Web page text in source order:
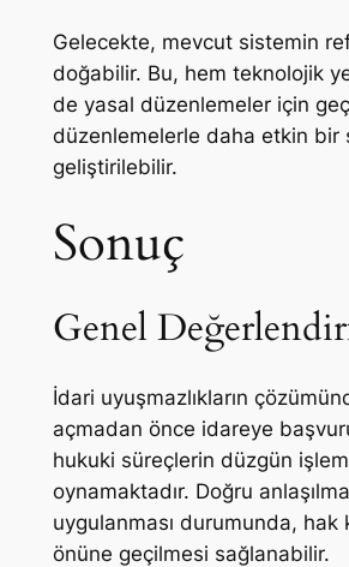
Gelecekte, mevcut sistemin
doğabilir. Bu, hem teknolojik
de yasal düzenlemeler için
düzenlemelerle daha etkin bir
geliştirilebilir.
Sonuç
Genel
İdari uyuşmazlıkların
açmadan önce idareye
hukuki süreçlerin düzgün
oynamaktadır. Doğru
uygulanması durumunda, hak
önüne geçilmesi sağlanabilir.